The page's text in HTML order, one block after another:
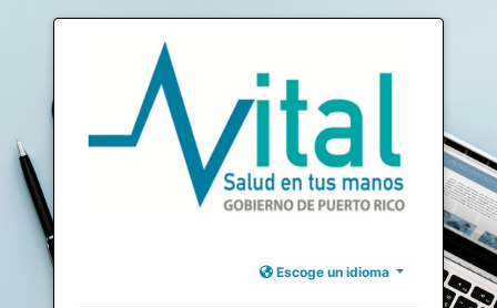
Escoge un idioma